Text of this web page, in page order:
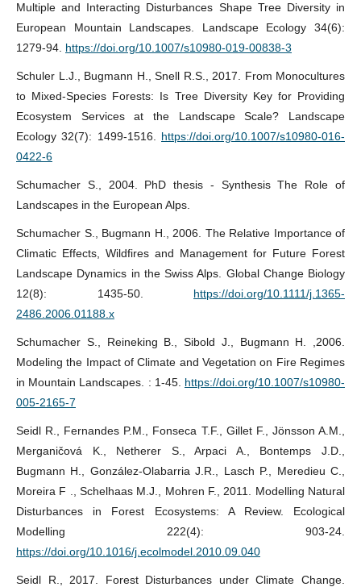
Multiple and Interacting Disturbances Shape Tree Diversity in
European Mountain Landscapes. Landscape Ecology 34(6):
1279-94. https://doi.org/10.1007/s10980-019-00838-3
Schuler L.J., Bugmann H., Snell R.S., 2017. From Monocultures
to Mixed-Species Forests: Is Tree Diversity Key for Providing
Ecosystem Services at the Landscape Scale? Landscape
Ecology 32(7): 1499-1516. https://doi.org/10.1007/s10980-016-
0422-6
Schumacher S., 2004. PhD thesis - Synthesis The Role of
Landscapes in the European Alps.
Schumacher S., Bugmann H., 2006. The Relative Importance of
Climatic Effects, Wildfires and Management for Future Forest
Landscape Dynamics in the Swiss Alps. Global Change Biology
12(8): 1435-50. https://doi.org/10.1111/j.1365-
2486.2006.01188.x
Schumacher S., Reineking B., Sibold J., Bugmann H. ,2006.
Modeling the Impact of Climate and Vegetation on Fire Regimes
in Mountain Landscapes. : 1-45. https://doi.org/10.1007/s10980-
005-2165-7
Seidl R., Fernandes P.M., Fonseca T.F., Gillet F., Jönsson A.M.,
Merganičová K., Netherer S., Arpaci A., Bontemps J.D.,
Bugmann H., González-Olabarria J.R., Lasch P., Meredieu C.,
Moreira F ., Schelhaas M.J., Mohren F., 2011. Modelling Natural
Disturbances in Forest Ecosystems: A Review. Ecological
Modelling 222(4): 903-24.
https://doi.org/10.1016/j.ecolmodel.2010.09.040
Seidl R., 2017. Forest Disturbances under Climate Change.